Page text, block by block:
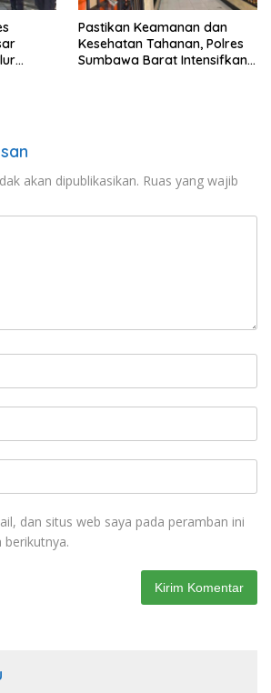
Pastikan Keamanan dan
Kesehatan Tahanan, Polres
Sumbawa Barat Intensifkan
akan dipublikasikan. Ruas yang wajib
dan situs web saya pada peramban ini